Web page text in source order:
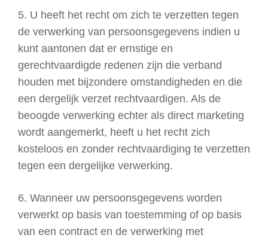
5. U heeft het recht om zich te verzetten tegen
de verwerking van persoonsgegevens indien u
kunt aantonen dat er ernstige en
gerechtvaardigde redenen zijn die verband
houden met bijzondere omstandigheden en die
een dergelijk verzet rechtvaardigen. Als de
beoogde verwerking echter als direct marketing
wordt aangemerkt, heeft u het recht zich
kosteloos en zonder rechtvaardiging te verzetten
tegen een dergelijke verwerking.
6. Wanneer uw persoonsgegevens worden
verwerkt op basis van toestemming of op basis
van een contract en de verwerking met